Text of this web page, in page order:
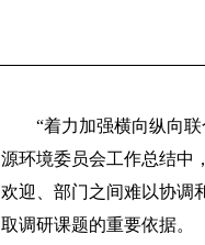
“着力加强横向纵向
源环境委员会工作总结中
欢迎、部门之间难以协调
取调研课题的重要依据。